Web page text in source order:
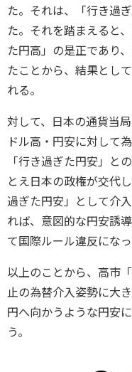
た。それは、「行き過
た。それを踏まえると
た円高」の是正であり
たことから、結果とし
れる。
対して、日本の通貨当
ドル高・円安に対して
「行き過ぎた円安」と
とえ日本の政権が交代
過ぎた円安」として介
れば、意図的な円安誘
て国際ルール違反にな
以上のことから、高市
止の為替介入姿勢に大
円へ向かうような円安
う。